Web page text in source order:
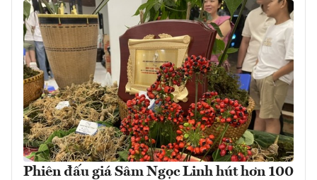
Phiên đấu giá Sâm Ngọc Linh hút hơn 100